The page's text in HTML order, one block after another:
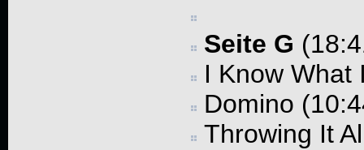
Seite G
I Know What
Domino
Throwing It